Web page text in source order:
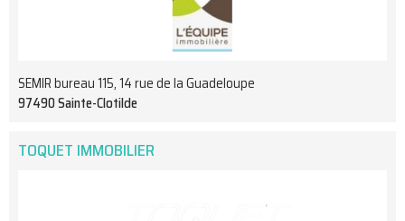
SEMIR bureau 115, 14 rue de la Guadeloupe
97490 Sainte-Clotilde
TOQUET IMMOBILIER